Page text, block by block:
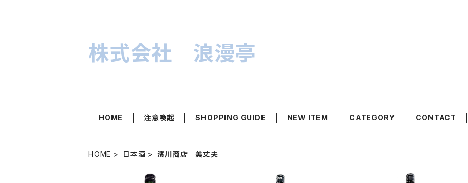
株式会社 浪漫亭
HOME 注意喚起 SHOPPING GUIDE NEW ITEM CATEGORY CONTACT
HOME 日本酒 濱川商店 美丈夫